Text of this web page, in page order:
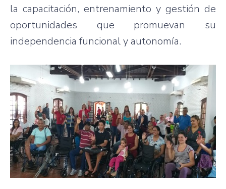
la capacitación, entrenamiento y gestión de
oportunidades que promuevan su
independencia funcional y autonomía.